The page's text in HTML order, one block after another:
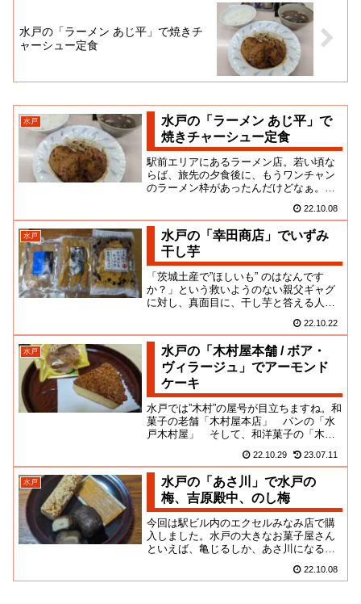
水戸の「ラーメン あじ平」で焼きチ
ャーシュー定食
水戸
水戸の「ラーメン あじ平」で
焼きチャーシュー定食
駅前エリアにあるラーメン店。若い頃な
らば、旅先の夕食後に、もうワンチャン
のラーメン枠があったんだけどなぁ。今
もうどこにも出たくなくなっち... 22.10.08
水戸
水戸の「幸田商店」でいずみ
干し芋
「茨城土産で”ほしいも” のはなんです
か？」という救いようのない親父ギャグ
に対し、真面目に、干し芋と答える人も
22.10.22
水戸
水戸の「木村屋本舗 / ボア・
ヴィラージュ」でアーモンド
ケーキ
水戸では”木村”の屋号が目立ちますね。和
菓子の老舗「木村屋本店」 パンの「水
戸木村屋」 そして、和洋菓子の「木村
に「京成百貨店」にセカン...
22.10.29 23.07.11
水戸
水戸の「あさ川」で水戸の
梅、吉原殿中、のし梅
今回は駅ビル内のエクセルみなみ店で購
入しました。水戸の大きなお菓子屋さん
といえば、亀じるしか、あさ川になるの
どまらず、生菓子や洋菓子など... 22.10.08